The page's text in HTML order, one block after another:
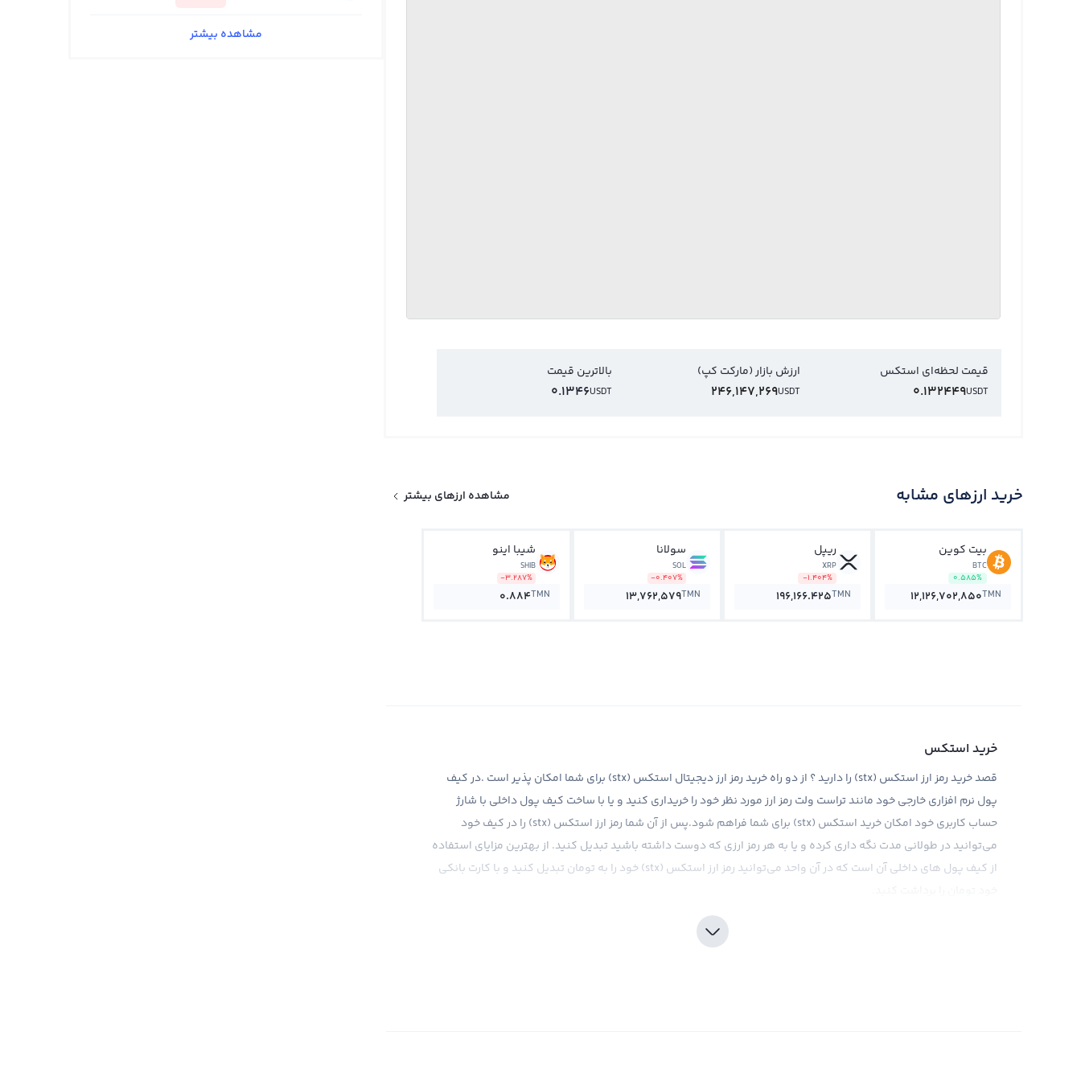
قیمت لحظه‌ای استکس
USDT
0.132449
ارزش بازار (مارکت کپ)
USDT
246,147,269
بالاترین قیمت
USDT
0.1346
خرید ارزهای مشابه مشاهده ارزهای بیشتر
بیت کوین
BTC
0.585%
12,126,702,850TMN
ریپل
XRP
-1.404%
196,166.425TMN
سولانا
SOL
-0.407%
13,762,579TMN
شیبا اینو
SHIB
-3.287%
0.884TMN
خرید استکس
قصد خرید رمز ارز استکس (stx) را دارید ؟ از دو راه خرید رمز ارز دیجیتال استکس (stx) برای شما امکان پذیر است .در کیف
پول نرم افزاری خارجی خود مانند تراست ولت رمز ارز مورد نظر خود را خریداری کنید و یا با ساخت کیف پول داخلی با شارژ
حساب کاربری خود امکان خرید استکس (stx) برای شما فراهم شود.پس از آن شما رمز ارز استکس (stx) را در کیف خود
می‌توانید در طولانی مدت نگه داری کرده و یا به هر رمز ارزی که دوست داشته باشید تبدیل کنید. از بهترین مزایای استفاده
از کیف پول های داخلی آن است که در آن واحد می‌توانید رمز ارز استکس (stx) خود را به تومان تبدیل کنید و با کارت بانکی
با دو روش امکان خرید رمز استکس (stx) ممکن است یکی با استفاده از کیف پول های خارجی مانند تراست ولت ،اتومیک….
مشاهده بیشتر